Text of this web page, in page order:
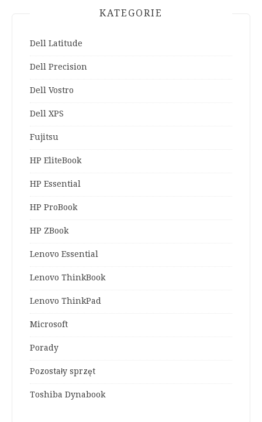
KATEGORIE
Dell Latitude
Dell Precision
Dell Vostro
Dell XPS
Fujitsu
HP EliteBook
HP Essential
HP ProBook
HP ZBook
Lenovo Essential
Lenovo ThinkBook
Lenovo ThinkPad
Microsoft
Porady
Pozostały sprzęt
Toshiba Dynabook